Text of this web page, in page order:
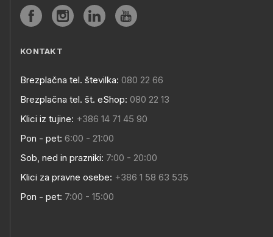
KONTAKT
Brezplačna tel. številka: 080 22 66
Brezplačna tel. št. eShop: 080 22 13
Klici iz tujine: +386 14 71 45 90
Pon - pet: 6:00 - 21:00
Sob, ned in prazniki: 7:00 - 20:00
Klici za pravne osebe: +386 1 58 63 535
Pon - pet: 7:00 - 15:00